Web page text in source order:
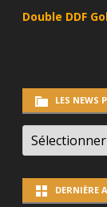
Double DDF
LES NEWS
LES
NEWS
PAR
DERNIÈRE